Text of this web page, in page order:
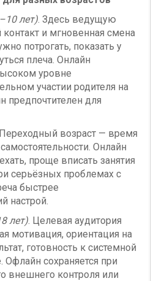
лет) . Здесь ведущую
и мгновенная смена
потрогать, показать у
плеча. Онлайн
уровне
участии родителя на
предпочтителен для
. Переходный возраст — время
Онлайн
проще вписать занятия
серьёзных проблемах с
быстрее
настрой.
лет) . Целевая аудитория
мотивация, ориентация на
готовность к системной
Офлайн сохраняется при
внешнего контроля или